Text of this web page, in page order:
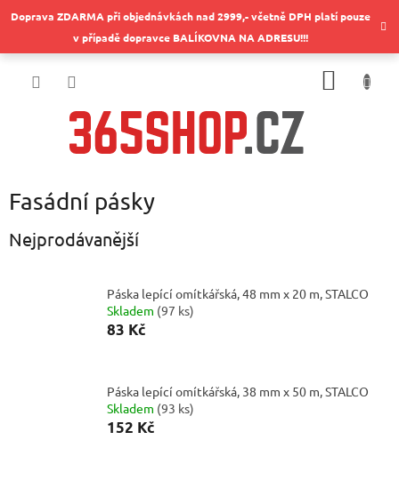
naDoprava ZDARMA při objednávkách nad 2999,- včetně DPH platí pouze
v případě dopravce BALÍKOVNA NA ADRESU!!!
Fasádní pásky
Nejprodávanější
Páska lepící omítkářská, 48 mm x 20 m, STALCO
Skladem (97 ks)
83 Kč
Páska lepící omítkářská, 38 mm x 50 m, STALCO
Skladem (93 ks)
152 Kč